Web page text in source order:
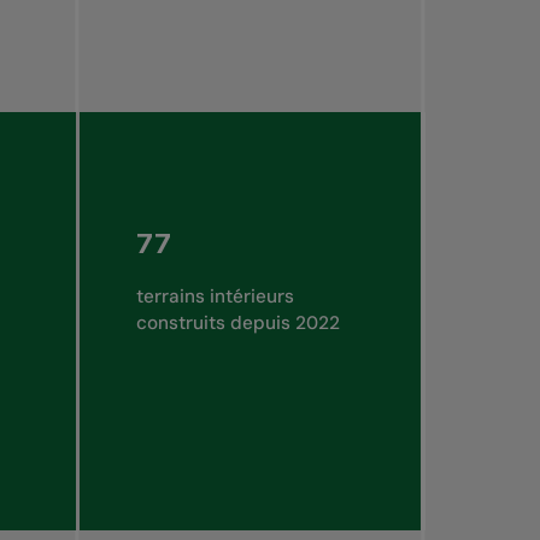
77
terrains intérieurs
construits depuis 2022